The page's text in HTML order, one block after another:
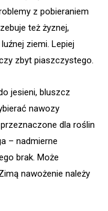
z pobieraniem
też żyznej,
ziemi. Lepiej
zbyt piaszczystego.
jesieni, bluszcz
nawozy
dla roślin
– nadmierne
brak. Może
nawożenie należy